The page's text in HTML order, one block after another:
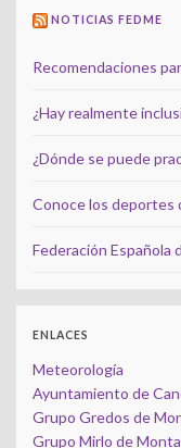
NOTICIAS FEDME
Recomendaciones
¿Hay realmente
¿Dónde se puede
Conoce los deportes
Federación Española
ENLACES
Meteorología
Ayuntamiento de
Grupo Gredos de
Grupo Mirlo de